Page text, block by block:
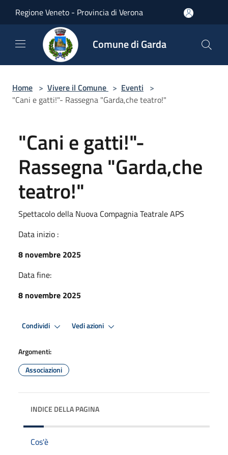
Regione Veneto - Provincia di Verona
Comune di Garda
Home > Vivere il Comune > Eventi >
"Cani e gatti!"- Rassegna "Garda,che teatro!"
"Cani e gatti!"-
Rassegna "Garda,che
teatro!"
Spettacolo della Nuova Compagnia Teatrale APS
Data inizio :
8 novembre 2025
Data fine:
8 novembre 2025
Condividi Vedi azioni
Argomenti:
Associazioni
INDICE DELLA PAGINA
Cos'è